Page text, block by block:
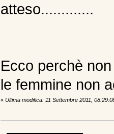
atteso.............
Ecco perchè
le femmine non
« Ultima modifica: 11 Settembre 2011,